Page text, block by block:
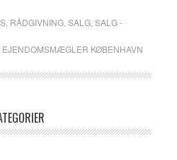
, RÅDGIVNING, SALG, SALG -
EJENDOMSMÆGLER KØBENHAVN